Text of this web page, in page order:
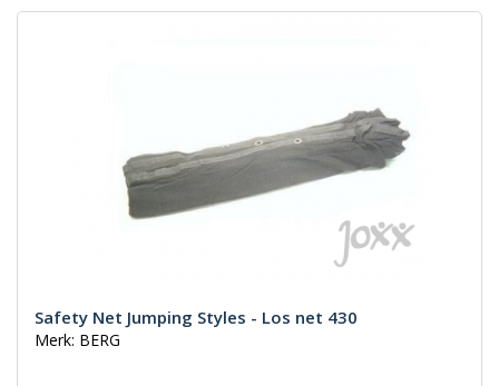
Safety Net Jumping Styles - Los net 430
Merk: BERG